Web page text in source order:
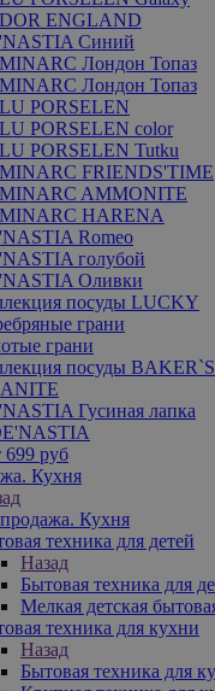
ENGLAND
Синий
Лондон Топаз
Лондон Топаз
PORSELEN
PORSELEN color
PORSELEN Tutku
FRIENDS'TIME
AMMONITE
HARENA
Romeo
голубой
Оливки
посуды LUCKY
грани
грани
посуды
Гусиная лапка
руб
Кухня
Кухня
техника для детей
Назад
Бытовая техника для
Мелкая детская
техника для кухни
Назад
Бытовая техника для